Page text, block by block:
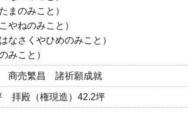
まのみこと）
やねのみこと）
なさくやひめのみこと）
みこと）
商売繁昌 諸祈願成就
拝殿（権現造）42.2坪